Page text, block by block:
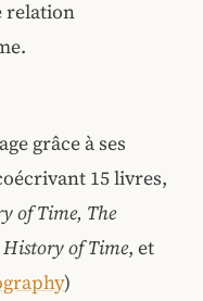
relation
grâce à ses
15 livres,
of Time, The
of Time, et
)